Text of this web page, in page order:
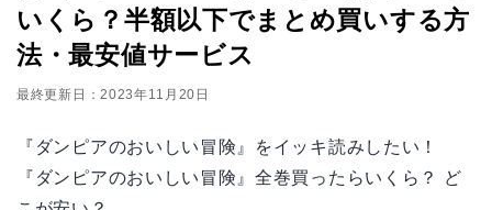
いくら？半額以下でまとめ買いする方
法・最安値サービス
最終更新日：2023年11月20日
『ダンピアのおいしい冒険』をイッキ読みしたい！
『ダンピアのおいしい冒険』全巻買ったらいくら？ ど